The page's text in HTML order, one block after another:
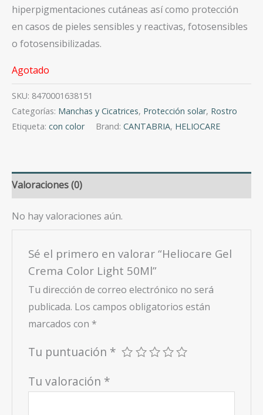
hiperpigmentaciones cutáneas así como protección
en casos de pieles sensibles y reactivas, fotosensibles
o fotosensibilizadas.
Agotado
SKU: 8470001638151
Categorías: Manchas y Cicatrices, Protección solar, Rostro
Etiqueta: con color Brand: CANTABRIA, HELIOCARE
Valoraciones (0)
No hay valoraciones aún.
Sé el primero en valorar “Heliocare Gel
Crema Color Light 50Ml”
Tu dirección de correo electrónico no será
publicada. Los campos obligatorios están
marcados con *
Tu puntuación *
Tu valoración *